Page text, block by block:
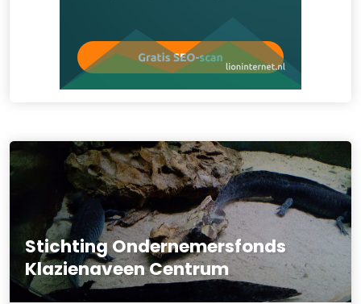
Stichting Ondernemersfonds
Klazienaveen Centrum